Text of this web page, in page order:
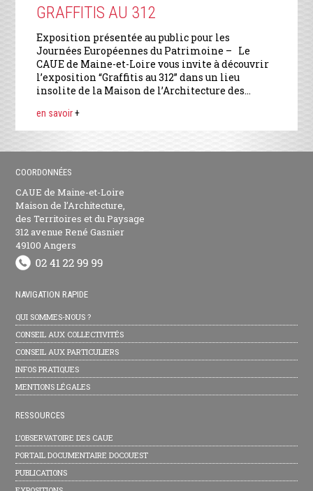
GRAFFITIS AU 312
Exposition présentée au public pour les
Journées Européennes du Patrimoine – Le
CAUE de Maine-et-Loire vous invite à découvrir
l’exposition “Graffitis au 312” dans un lieu
insolite de la Maison de l’Architecture des...
en savoir+
COORDONNÉES
CAUE de Maine-et-Loire
Maison de l’Architecture,
des Territoires et du Paysage
312 avenue René Gasnier
49100 Angers
NAVIGATION RAPIDE
QUI SOMMES-NOUS ?
CONSEIL AUX COLLECTIVITÉS
CONSEIL AUX PARTICULIERS
INFOS PRATIQUES
MENTIONS LÉGALES
RESSOURCES
L’OBSERVATOIRE DES CAUE
PORTAIL DOCUMENTAIRE DOCOUEST
PUBLICATIONS